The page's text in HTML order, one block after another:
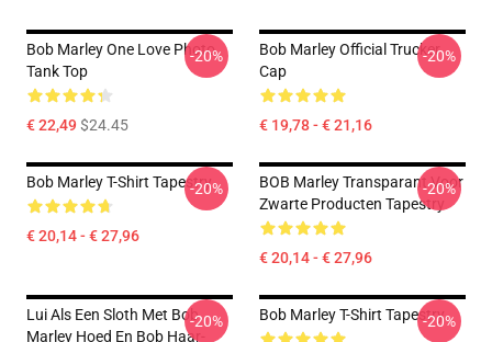
Bob Marley One Love Photo
Tank Top
€ 22,49$24.45
-20%
Bob Marley Official Trucker
Cap
€ 19,78 - € 21,16
-20%
Bob Marley T-Shirt Tapestry
€ 20,14 - € 27,96
-20%
BOB Marley Transparant Voor
Zwarte Producten Tapestry
€ 20,14 - € 27,96
-20%
Lui Als Een Sloth Met Bob
Marley Hoed En Bob Haar-
-20% Bob Marley T-Shirt Tapestry
-20%